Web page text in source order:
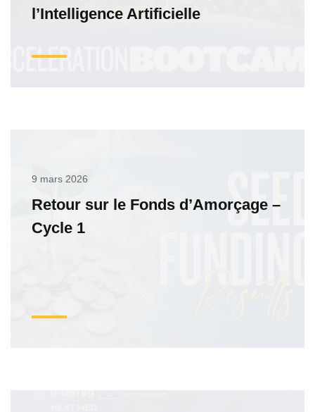
l’Intelligence Artificielle
9 mars 2026
Retour sur le Fonds d’Amorçage –
Cycle 1